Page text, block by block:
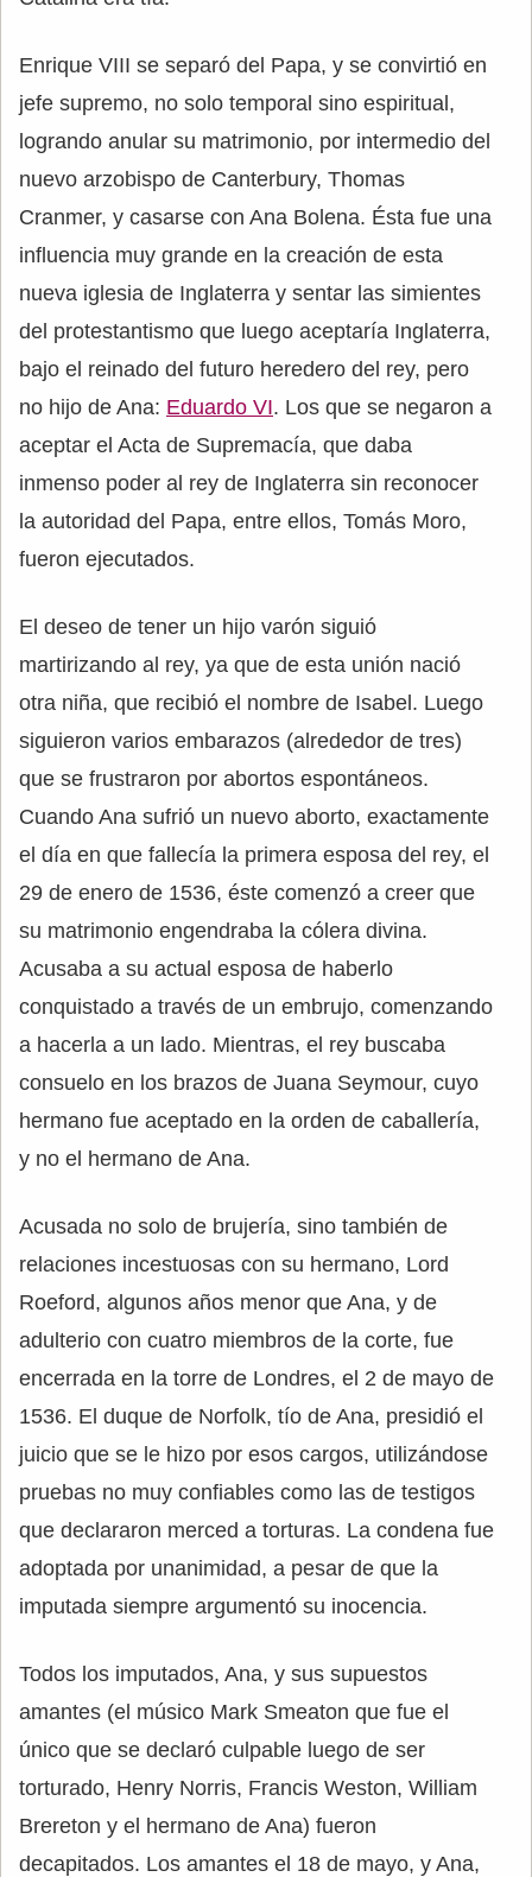
Enrique VIII se separó del Papa, y se convirtió en
jefe supremo, no solo temporal sino espiritual,
logrando anular su matrimonio, por intermedio del
nuevo arzobispo de Canterbury, Thomas
Cranmer, y casarse con Ana Bolena. Ésta fue una
influencia muy grande en la creación de esta
nueva iglesia de Inglaterra y sentar las simientes
del protestantismo que luego aceptaría Inglaterra,
bajo el reinado del futuro heredero del rey, pero
no hijo de Ana: Eduardo VI. Los que se negaron a
aceptar el Acta de Supremacía, que daba
inmenso poder al rey de Inglaterra sin reconocer
la autoridad del Papa, entre ellos, Tomás Moro,
fueron ejecutados.
El deseo de tener un hijo varón siguió
martirizando al rey, ya que de esta unión nació
otra niña, que recibió el nombre de Isabel. Luego
siguieron varios embarazos (alrededor de tres)
que se frustraron por abortos espontáneos.
Cuando Ana sufrió un nuevo aborto, exactamente
el día en que fallecía la primera esposa del rey, el
29 de enero de 1536, éste comenzó a creer que
su matrimonio engendraba la cólera divina.
Acusaba a su actual esposa de haberlo
conquistado a través de un embrujo, comenzando
a hacerla a un lado. Mientras, el rey buscaba
consuelo en los brazos de Juana Seymour, cuyo
hermano fue aceptado en la orden de caballería,
y no el hermano de Ana.
Acusada no solo de brujería, sino también de
relaciones incestuosas con su hermano, Lord
Roeford, algunos años menor que Ana, y de
adulterio con cuatro miembros de la corte, fue
encerrada en la torre de Londres, el 2 de mayo de
1536. El duque de Norfolk, tío de Ana, presidió el
juicio que se le hizo por esos cargos, utilizándose
pruebas no muy confiables como las de testigos
que declararon merced a torturas. La condena fue
adoptada por unanimidad, a pesar de que la
imputada siempre argumentó su inocencia.
Todos los imputados, Ana, y sus supuestos
amantes (el músico Mark Smeaton que fue el
único que se declaró culpable luego de ser
torturado, Henry Norris, Francis Weston, William
Brereton y el hermano de Ana) fueron
decapitados. Los amantes el 18 de mayo, y Ana,